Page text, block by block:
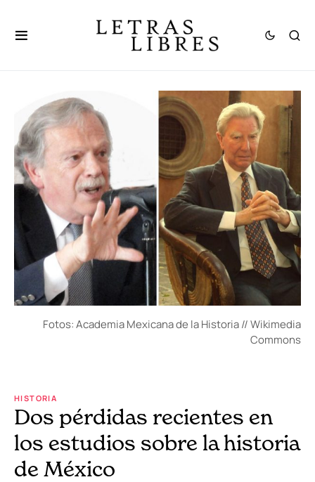
Fotos: Academia Mexicana de la Historia // Wikimedia
Commons
HISTORIA
Dos pérdidas recientes en
los estudios sobre la historia
de México